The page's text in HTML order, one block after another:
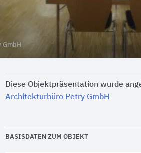
Diese Objektpräsentation wurde
Architekturbüro Petry GmbH
BASISDATEN ZUM OBJEKT